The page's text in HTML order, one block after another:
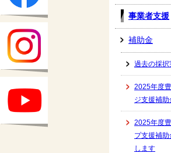
事業者支援
補助金
過去の採択
2025年度
ジ支援補
2025年度
プ支援補
します